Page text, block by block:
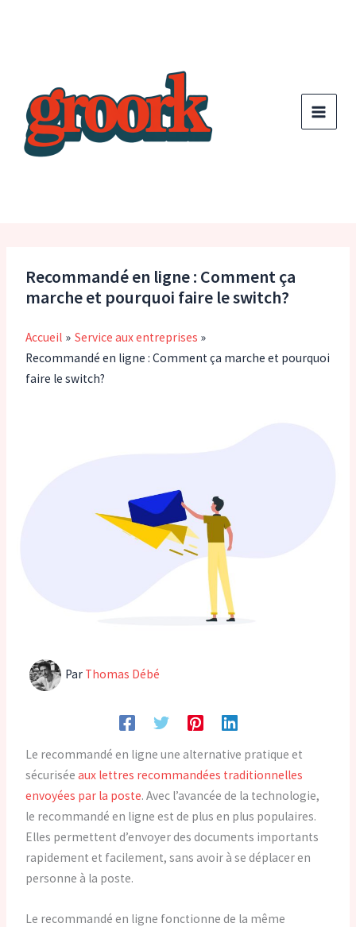
Recommandé en ligne : Comment ça
marche et pourquoi faire le switch?
Accueil
Service aux entreprises
Recommandé en ligne : Comment ça marche et pourquoi
faire le switch?
Par Thomas Débé
Le recommandé en ligne une alternative pratique et
sécuriséeaux lettres recommandées traditionnelles
envoyées par la poste. Avec l’avancée de la technologie,
le recommandé en ligne est de plus en plus populaires.
Elles permettent d’envoyer des documents importants
rapidement et facilement, sans avoir à se déplacer en
personne à la poste.
Le recommandé en ligne fonctionne de la même